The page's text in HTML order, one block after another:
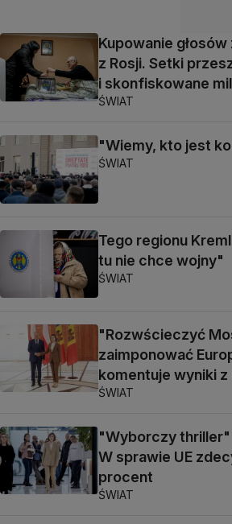
Kupowanie
z Rosji. Setki
i skonfiskowane
ŚWIAT
"Wiemy, kto jest
ŚWIAT
Tego regionu
tu nie chce wojny"
ŚWIAT
"Rozwścieczyć
zaimponować
komentuje wyniki z
ŚWIAT
"Wyborczy thriller"
W sprawie UE
procent
ŚWIAT